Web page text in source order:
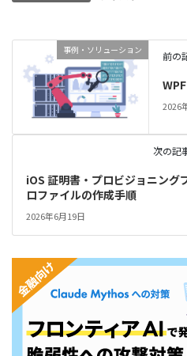
事例・ソリューション 前の
2026
次の記
iOS 証明書・プロビジョニング
ロファイルの作成手順
2026年6月19日